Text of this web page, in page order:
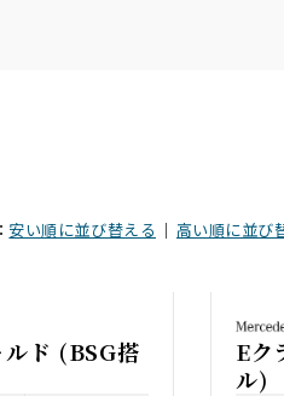
安い順に並び替える ｜ 高い順に並び
ド (BSG搭
Eク
ル)